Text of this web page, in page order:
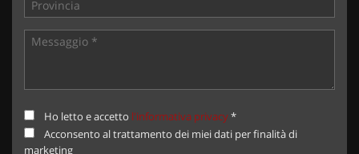
Ho letto e accetto l'informativa privacy*
Acconsento al trattamento dei miei dati per finalità di
marketing